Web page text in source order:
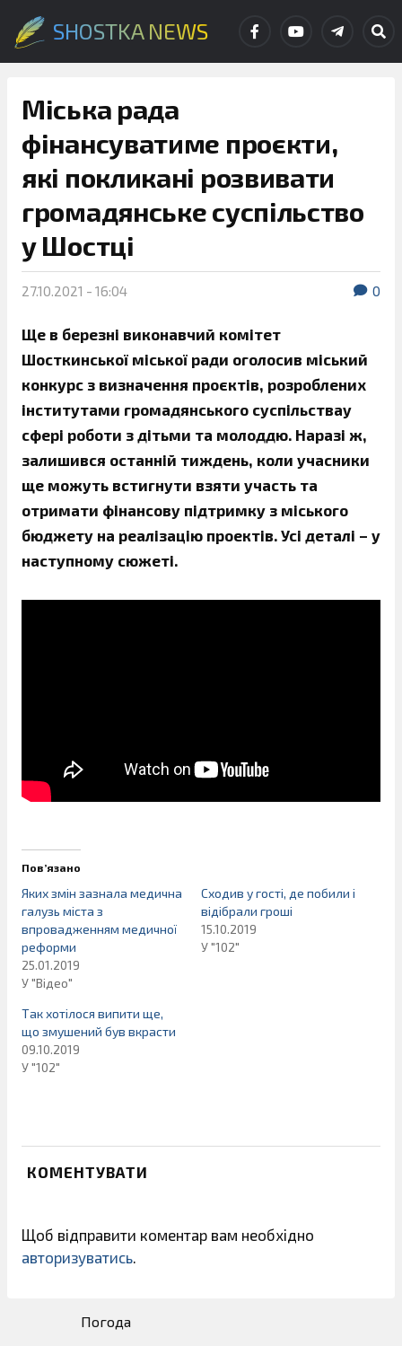
SHOSTKA NEWS
Міська рада
фінансуватиме проєкти,
які покликані розвивати
громадянське суспільство
у Шостці
27.10.2021 - 16:04 0
Ще в березні виконавчий комітет
Шосткинської міської ради оголосив міський
конкурс з визначення проєктів, розроблених
інститутами громадянського суспільствау
сфері роботи з дітьми та молоддю. Наразі ж,
залишився останній тиждень, коли учасники
ще можуть встигнути взяти участь та
отримати фінансову підтримку з міського
бюджету на реалізацію проектів. Усі деталі – у
наступному сюжеті.
Пов’язано
Яких змін зазнала медична
галузь міста з
впровадженням медичної
реформи
25.01.2019
У "Відео"
Сходив у гості, де побили і
відібрали гроші
15.10.2019
У "102"
Так хотілося випити ще,
що змушений був вкрасти
09.10.2019
У "102"
КОМЕНТУВАТИ
Щоб відправити коментар вам необхідно
авторизуватись.
Погода